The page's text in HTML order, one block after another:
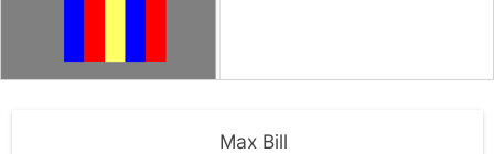
Max Bill